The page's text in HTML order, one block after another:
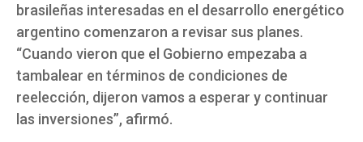
brasileñas interesadas en el desarrollo energético
argentino comenzaron a revisar sus planes.
“Cuando vieron que el Gobierno empezaba a
tambalear en términos de condiciones de
reelección, dijeron vamos a esperar y continuar
las inversiones”, afirmó.